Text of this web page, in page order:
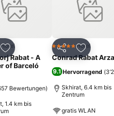
Zu Favoriten hinzufügen
Hotel
Rabat - A
of Barceló
Bewertungen)
1.4 km bis
Teilen Zu
5 Sterne Hotel
Conrad Rabat
9.1Hervorragend (
Skhirat, 6.4 km bis
Zentrum
gratis WLAN